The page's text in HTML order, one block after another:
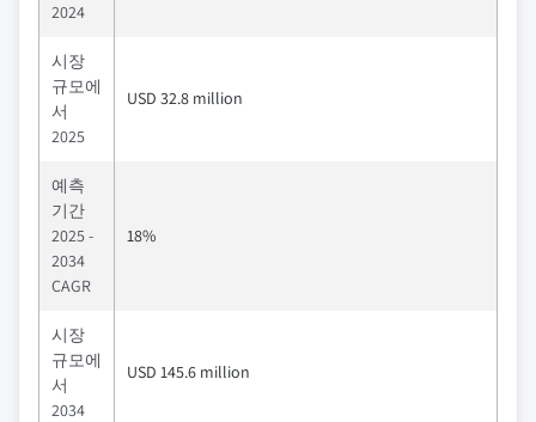
2024
시장
규모에
서
2025
USD 32.8 million
예측
기간
2025 -
2034
CAGR
18%
시장
규모에
서
2034
USD 145.6 million